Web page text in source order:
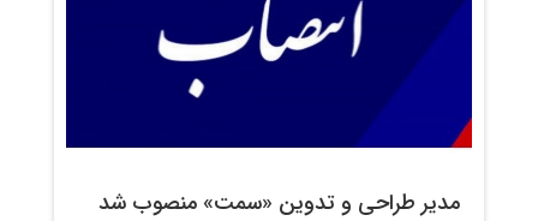
مدیر طراحی و تدوین «سمت» منصوب شد